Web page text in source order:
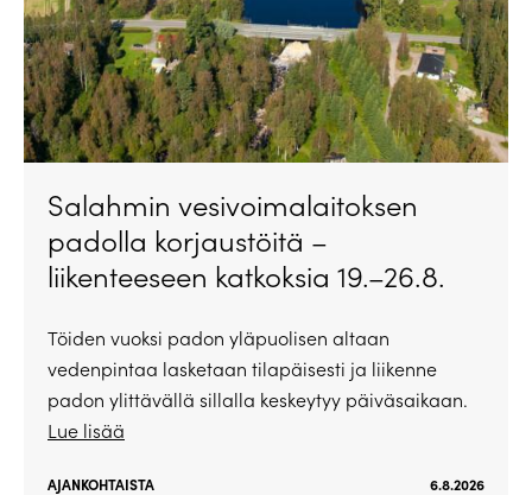
Salahmin vesivoimalaitoksen
padolla korjaustöitä –
liikenteeseen katkoksia 19.–26.8.
Töiden vuoksi padon yläpuolisen altaan
vedenpintaa lasketaan tilapäisesti ja liikenne
padon ylittävällä sillalla keskeytyy päiväsaikaan.
Lue lisää
AJANKOHTAISTA 6.8.2026